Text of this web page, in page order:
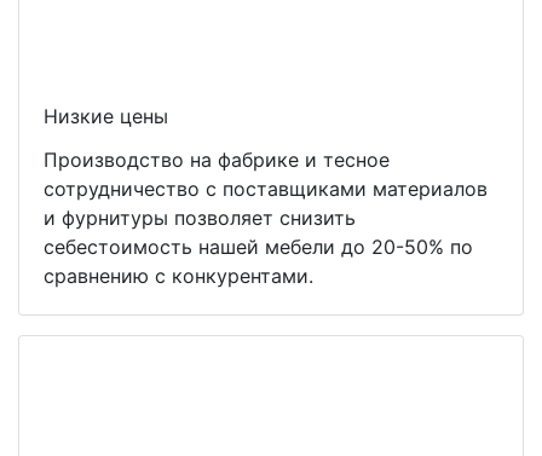
Низкие цены
Производство на фабрике и тесное
сотрудничество с поставщиками материалов
и фурнитуры позволяет снизить
себестоимость нашей мебели до 20-50% по
сравнению с конкурентами.